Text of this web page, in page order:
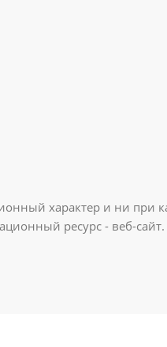
характер и ни при
ресурс - веб-сайт.